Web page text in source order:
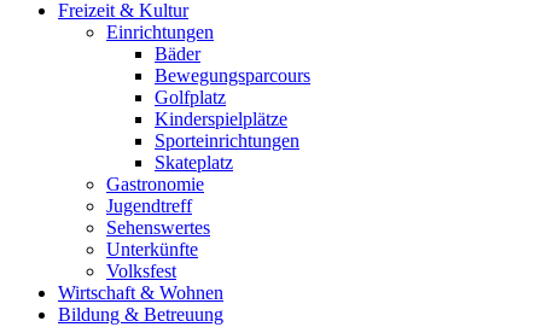
Freizeit & Kultur
Einrichtungen
Bäder
Bewegungsparcours
Golfplatz
Kinderspielplätze
Sporteinrichtungen
Skateplatz
Gastronomie
Jugendtreff
Sehenswertes
Unterkünfte
Volksfest
Wirtschaft & Wohnen
Bildung & Betreuung